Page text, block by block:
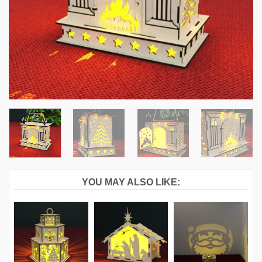
YOU MAY ALSO LIKE: